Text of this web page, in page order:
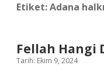
Etiket:Adana
Fellah Hangi
Tarih: Ekim 9, 2024